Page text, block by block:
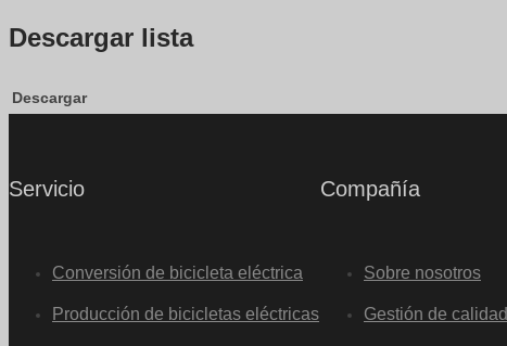
Descargar lista
Descargar
Servicio
Conversión de bicicleta eléctrica
Producción de bicicletas eléctricas
Compañía
Sobre nosotros
Gestión de calidad